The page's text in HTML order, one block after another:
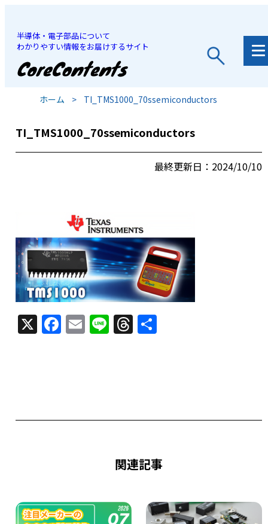
半導体・電子部品について
わかりやすい情報をお届けするサイト
JP
ホーム > TI_TMS1000_70ssemiconductors
TI_TMS1000_70ssemiconductors
最終更新日：2024/10/10
X F
a
o
E
m
Li
n
T
h
s
関連記事